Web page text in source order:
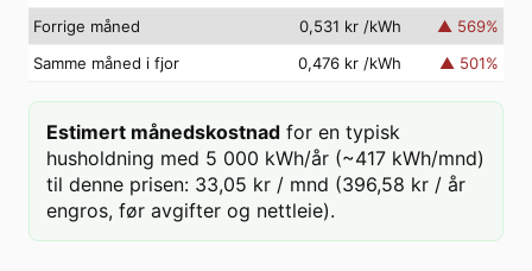
Forrige måned
0,531 kr /kWh ▲ 569%
Samme måned i fjor
0,476 kr /kWh ▲ 501%
Estimert månedskostnad for en typisk
husholdning med 5 000 kWh/år (~417 kWh/mnd)
til denne prisen: 33,05 kr / mnd (396,58 kr / år
engros, før avgifter og nettleie).